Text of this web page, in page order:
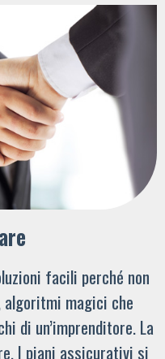
facili perché non
magici che
di un’imprenditore. La
I piani assicurativi si